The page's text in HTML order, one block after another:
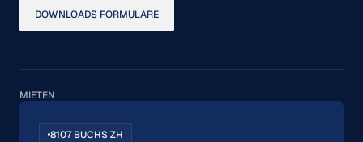
DOWNLOADS FORMULARE
MIETEN
8107 BUCHS ZH